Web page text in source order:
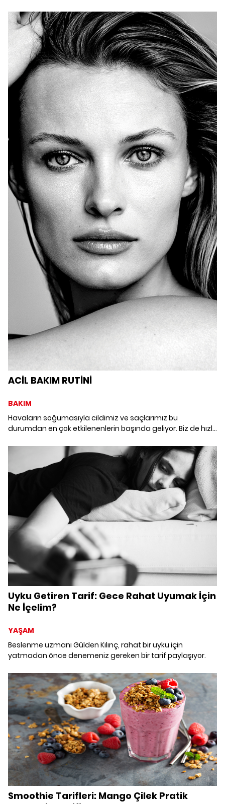
ACİL BAKIM RUTİNİ
BAKIM
Havaların soğumasıyla cildimiz ve saçlarımız bu
durumdan en çok etkilenenlerin başında geliyor. Biz de hızlı
Uyku Getiren Tarif: Gece Rahat Uyumak İçin
Ne İçelim?
YAŞAM
Beslenme uzmanı Gülden Kılınç, rahat bir uyku için
yatmadan önce denemeniz gereken bir tarif paylaşıyor.
Smoothie Tarifleri: Mango Çilek Pratik